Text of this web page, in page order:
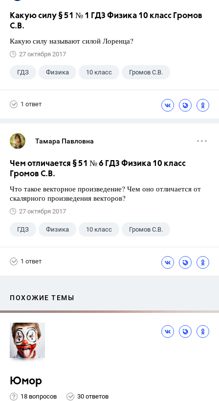
Какую силу § 51 № 1 ГДЗ Физика 10 класс Громов
С.В.
Какую силу называют силой Лоренца?
27 октября 2017
ГДЗ Физика 10 класс Громов С.В.
1 ответ
Тамара Павловна
Чем отличается § 51 № 6 ГДЗ Физика 10 класс
Громов С.В.
Что такое векторное произведение? Чем оно отличается от
скалярного произведения векторов?
27 октября 2017
ГДЗ Физика 10 класс Громов С.В.
1 ответ
ПОХОЖИЕ ТЕМЫ
Юмор
18 вопросов 30 ответов